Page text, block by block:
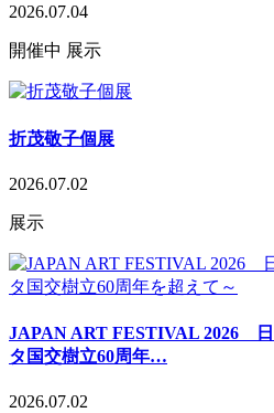
2026.07.04
開催中 展示
折茂敬子個展
2026.07.02
展示
JAPAN ART FESTIVAL 2026
タ国交樹立60周年…
2026.07.02